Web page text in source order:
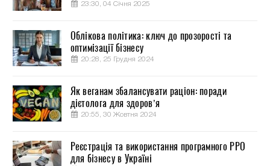
23:30, 04 Січня 2025
Облікова політика: ключ до прозорості та
оптимізації бізнесу
20:28, 25 Грудня 2024
Як веганам збалансувати раціон: поради
дієтолога для здоров’я
20:55, 30 Жовтня 2024
Реєстрація та використання програмного РРО
для бізнесу в Україні